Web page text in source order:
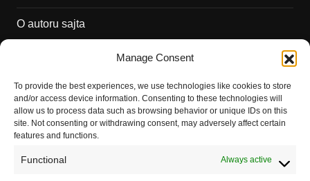
Manage Consent
To provide the best experiences, we use technologies like cookies to store
and/or access device information. Consenting to these technologies will
allow us to process data such as browsing behavior or unique IDs on this
site. Not consenting or withdrawing consent, may adversely affect certain
features and functions.
Functional Always active
O autoru sajta
Saradnja